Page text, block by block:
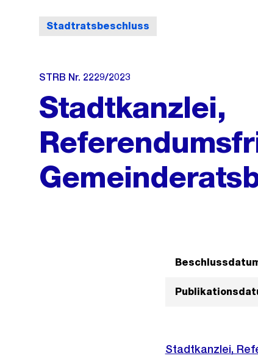
Stadtratsbeschluss
STRB Nr. 2229/2023
Stadtkanzlei,
Stadtkanzlei,